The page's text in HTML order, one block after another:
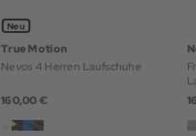
Neu
True Motion
Nevos 4 Herren Laufschuhe
160,00 €